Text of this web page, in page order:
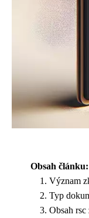
Obsah článku:
Význam
Typ
Obsah rsc